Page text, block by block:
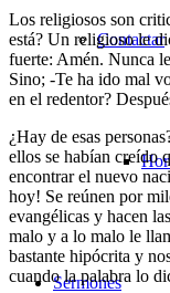
Contactar
Sermones
Los religiosos son
está? Un religioso le
fuerte: Amén. Nunca
Sino; -Te ha ido mal
en el redentor?
¿Hay de esas
ellos se habían creído
encontrar el nuevo
hoy! Se reúnen por
evangélicas y hacen
malo y a lo malo le
bastante hipócrita y
cuando la palabra lo